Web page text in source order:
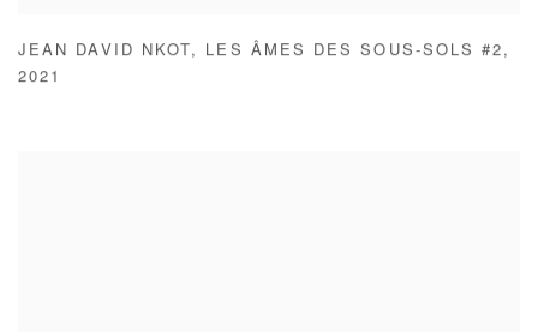
JEAN DAVID NKOT , LES ÂMES DES SOUS-SOLS #2 ,
2021